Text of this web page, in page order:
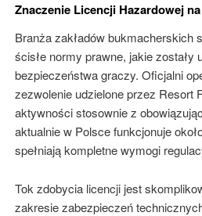
Znaczenie Licencji Hazardowej
Branża zakładów bukmacherskich
ścisłe normy prawne, jakie
bezpieczeństwa graczy. Oficjalni
zezwolenie udzielone przez Resort
aktywności stosownie z
aktualnie w Polsce funkcjonuje
spełniają kompletne wymogi
Tok zdobycia licencji jest
zakresie zabezpieczeń